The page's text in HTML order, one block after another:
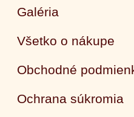
Galéria
Všetko o nákupe
Obchodné
Ochrana súkromia